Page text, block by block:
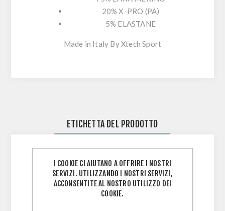
20% X-PRO (PA)
5% ELASTANE
Made in Italy By Xtech Sport
ETICHETTA DEL PRODOTTO
CALZE (10) , ABBIGLIAMENTO (71),
ABBIGLIAMENTO TECNICO (92) ,
ABBIGLIAMENTO INVERNALE(60),
, ABBIGLIMENTO CICLISMO
I COOKIE CI AIUTANO A OFFRIRE I NOSTRI
SERVIZI. UTILIZZANDO I NOSTRI SERVIZI,
ACCONSENTITE AL NOSTRO UTILIZZO DEI
COOKIE.